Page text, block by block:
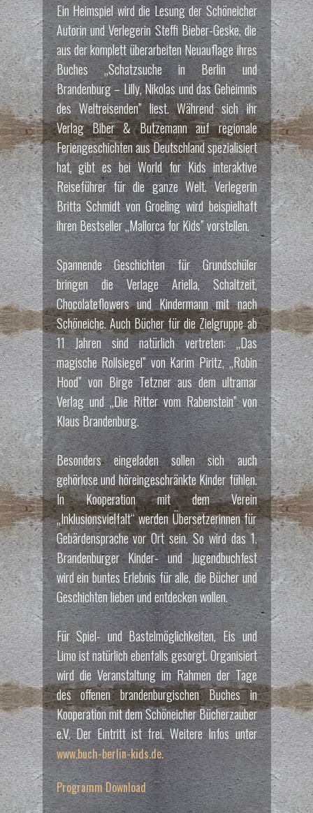
Ein Heimspiel wird die Lesung der Schöneicher
Autorin und Verlegerin Steffi Bieber-Geske, die
aus der komplett überarbeiten Neuauflage ihres
Buches „Schatzsuche in Berlin und
Brandenburg – Lilly, Nikolas und das Geheimnis
des Weltreisenden” liest. Während sich ihr
Verlag Biber & Butzemann auf regionale
Feriengeschichten aus Deutschland spezialisiert
hat, gibt es bei World for Kids interaktive
Reiseführer für die ganze Welt. Verlegerin
Britta Schmidt von Groeling wird beispielhaft
ihren Bestseller „Mallorca for Kids” vorstellen.
Spannende Geschichten für Grundschüler
bringen die Verlage Ariella, Schaltzeit,
Chocolateflowers und Kindermann mit nach
Schöneiche. Auch Bücher für die Zielgruppe ab
11 Jahren sind natürlich vertreten: „Das
magische Rollsiegel” von Karim Piritz, „Robin
Hood” von Birge Tetzner aus dem ultramar
Verlag und „Die Ritter vom Rabenstein” von
Klaus Brandenburg.
Besonders eingeladen sollen sich auch
gehörlose und höreingeschränkte Kinder fühlen.
In Kooperation mit dem Verein
„Inklusionsvielfalt“ werden Übersetzerinnen für
Gebärdensprache vor Ort sein. So wird das 1.
Brandenburger Kinder- und Jugendbuchfest
wird ein buntes Erlebnis für alle, die Bücher und
Geschichten lieben und entdecken wollen.
Für Spiel- und Bastelmöglichkeiten, Eis und
Limo ist natürlich ebenfalls gesorgt. Organisiert
wird die Veranstaltung im Rahmen der Tage
des offenen brandenburgischen Buches in
Kooperation mit dem Schöneicher Bücherzauber
e.V. Der Eintritt ist frei. Weitere Infos unter
www.buch-berlin-kids.de.
Programm Download